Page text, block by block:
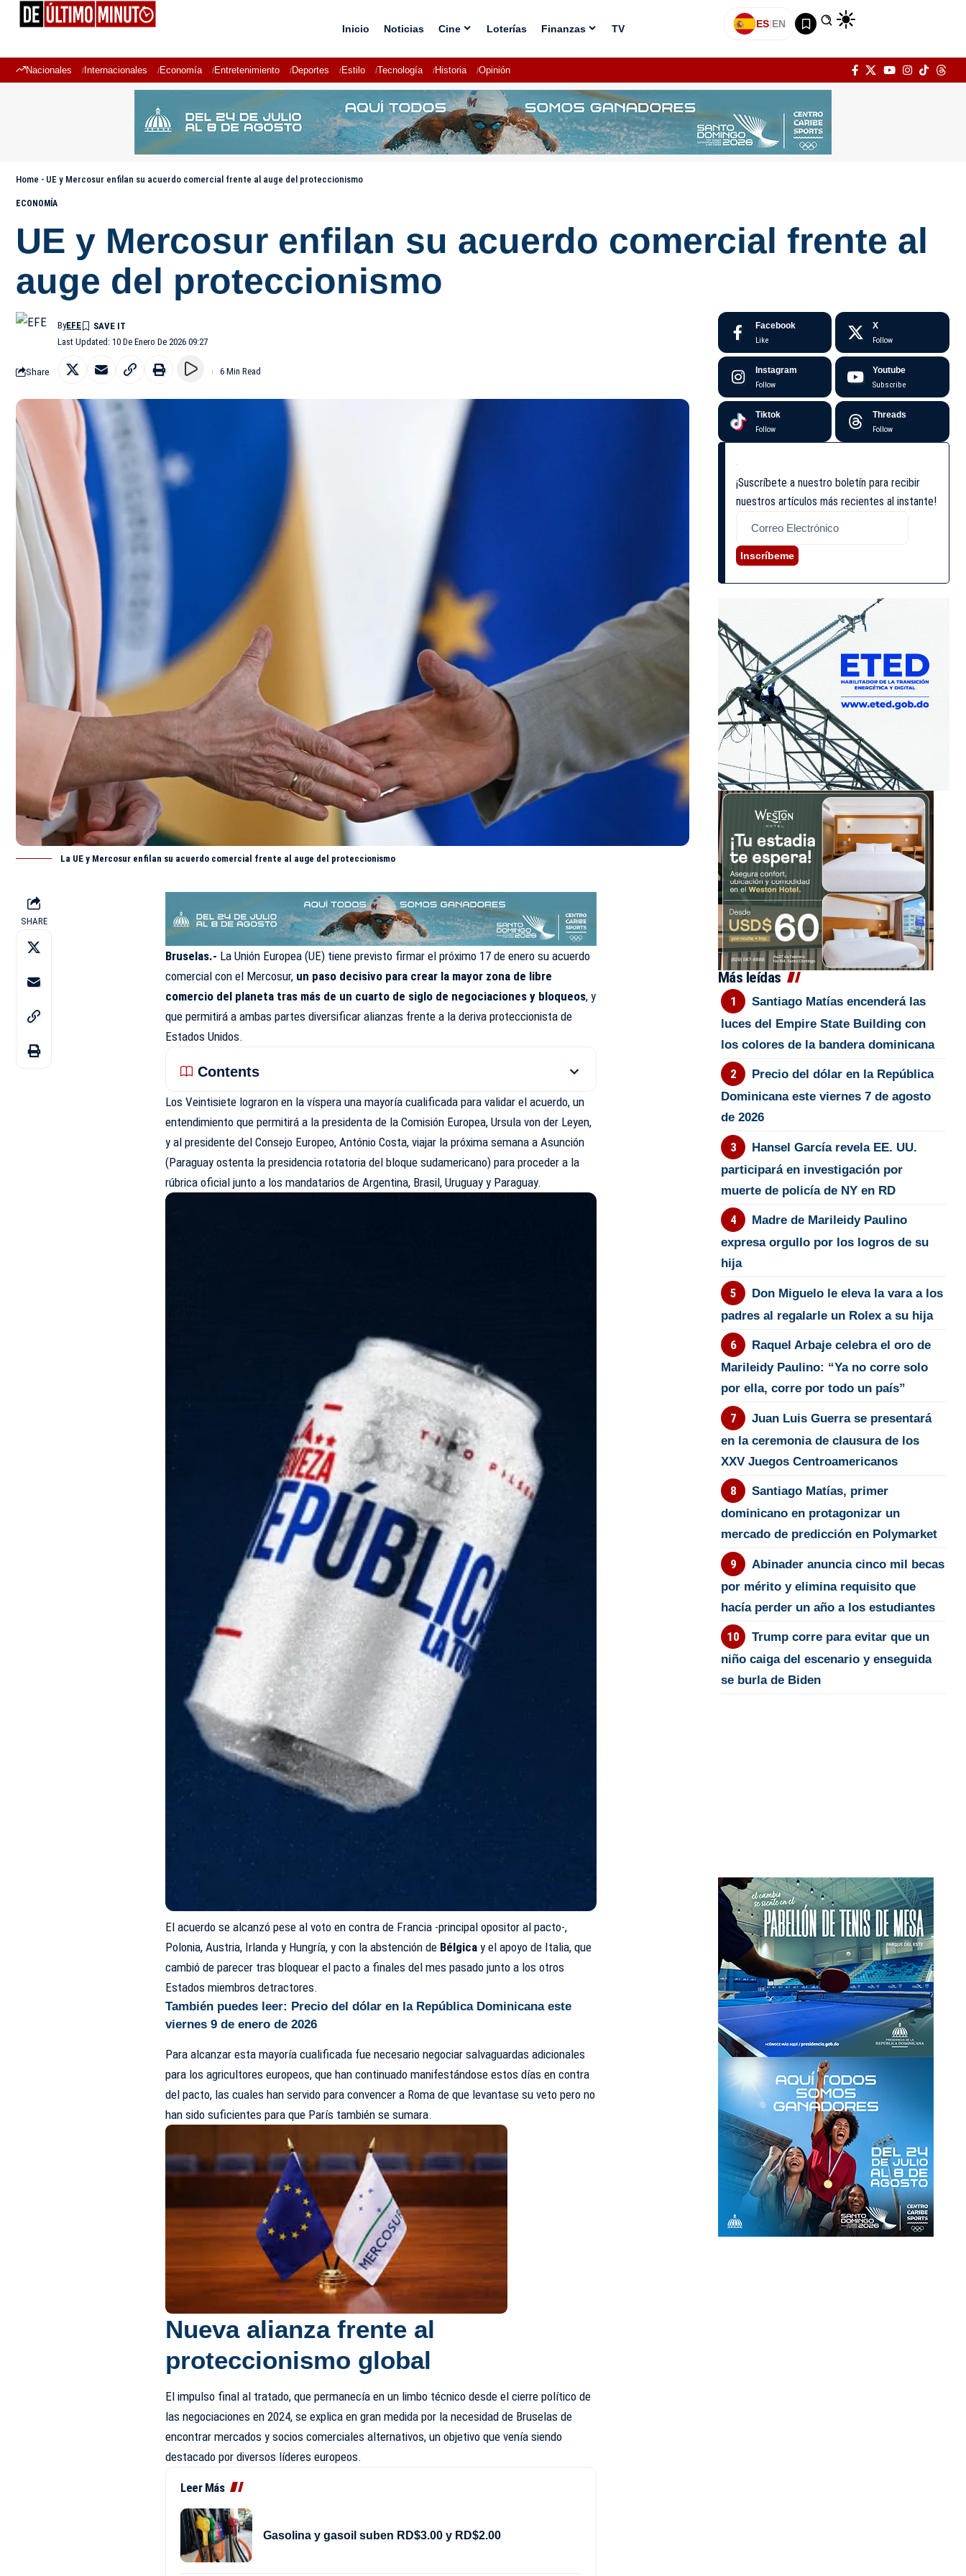
Inicio Noticias Cine Loterías Finanzas TV ES|EN
Nacionales Internacionales Economía Entretenimiento Deportes Estilo Tecnología Historia Opinión
Home - UE y Mercosur enfilan su acuerdo comercial frente al auge del proteccionismo
ECONOMÍA
UE y Mercosur enfilan su acuerdo comercial frente al
auge del proteccionismo
Last Updated: 10 De Enero De 2026 09:27
ByEFE
Share 6 Min Read
La UE y Mercosur enfilan su acuerdo comercial frente al auge del proteccionismo
SHARE
Bruselas.- La Unión Europea (UE) tiene previsto firmar el próximo 17 de enero su acuerdo
comercial con el Mercosur, un paso decisivo para crear la mayor zona de libre
comercio del planeta tras más de un cuarto de siglo de negociaciones y bloqueos, y
que permitirá a ambas partes diversificar alianzas frente a la deriva proteccionista de
Estados Unidos.
Contents
Los Veintisiete lograron en la víspera una mayoría cualificada para validar el acuerdo, un
entendimiento que permitirá a la presidenta de la Comisión Europea, Ursula von der Leyen,
y al presidente delConsejo Europeo, António Costa, viajar la próxima semana a Asunción
(Paraguay ostenta la presidencia rotatoria del bloque sudamericano) para proceder a la
rúbrica oficial junto a los mandatarios de Argentina, Brasil, Uruguay y Paraguay.
El acuerdo se alcanzó pese al voto en contra de Francia -principal opositor al pacto-,
Polonia, Austria, Irlanda y Hungría, y con la abstención de Bélgicay el apoyo de Italia, que
cambió de parecer tras bloquear el pacto a finales del mes pasado junto a los otros
Estados miembros detractores.
También puedes leer: Precio del dólar en la República Dominicana este
viernes 9 de enero de 2026
Para alcanzar esta mayoría cualificada fue necesario negociar salvaguardas adicionales
para los agricultores europeos, que han continuado manifestándose estos días en contra
del pacto, las cuales han servido para convencer a Roma de que levantase su veto pero no
han sido suficientes para que París también se sumara.
Nueva alianza frente al
proteccionismo global
El impulso final al tratado, que permanecía en un limbo técnico desde el cierre político de
las negociaciones en 2024, se explica en gran medida por la necesidad de Bruselas de
encontrar mercados y socios comerciales alternativos, un objetivo que venía siendo
destacado por diversos líderes europeos.
Leer Más
Gasolina y gasoil suben RD$3.00 y RD$2.00
Facebook
Like
X
Follow
Instagram
Follow
Youtube
Subscribe
Tiktok
Follow
Threads
Follow
¡Suscríbete a nuestro boletín para recibir
nuestros artículos más recientes al instante!
Inscríbeme
Más leídas
Santiago Matías encenderá las
luces del Empire State Building con
los colores de la bandera dominicana
Precio del dólar en la República
Dominicana este viernes 7 de agosto
de 2026
Hansel García revela EE. UU.
participará en investigación por
muerte de policía de NY en RD
Madre de Marileidy Paulino
expresa orgullo por los logros de su
hija
Don Miguelo le eleva la vara a los
padres al regalarle un Rolex a su hija
Raquel Arbaje celebra el oro de
Marileidy Paulino: “Ya no corre solo
por ella, corre por todo un país”
Juan Luis Guerra se presentará
en la ceremonia de clausura de los
XXV Juegos Centroamericanos
Santiago Matías, primer
dominicano en protagonizar un
mercado de predicción en Polymarket
Abinader anuncia cinco mil becas
por mérito y elimina requisito que
hacía perder un año a los estudiantes
Trump corre para evitar que un
niño caiga del escenario y enseguida
se burla de Biden